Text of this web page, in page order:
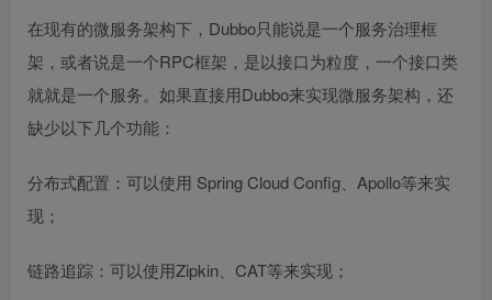
在现有的微服务架构下，Dubbo只能说是一个服务治理框
架，或者说是一个RPC框架，是以接口为粒度，一个接口类
就就是一个服务。如果直接用Dubbo来实现微服务架构，还
缺少以下几个功能：
分布式配置：可以使用 Spring Cloud Config、Apollo等来实
现；
链路追踪：可以使用Zipkin、CAT等来实现；